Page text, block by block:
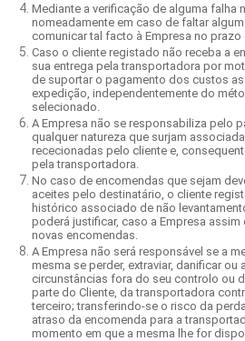
Mediante a verificação de alguma falha
nomeadamente em caso de faltar
comunicar tal facto à Empresa no prazo
Caso o cliente registado não receba a
sua entrega pela transportadora por
de suportar o pagamento dos custos
expedição, independentemente do
selecionado.
A Empresa não se responsabiliza pelo
qualquer natureza que surjam
rececionadas pelo cliente e,
pela transportadora.
No caso de encomendas que sejam
aceites pelo destinatário, o cliente
histórico associado de não
poderá justificar, caso a Empresa assim
novas encomendas.
A Empresa não será responsável se a
mesma se perder, extraviar, danificar ou
circunstâncias fora do seu controlo ou
parte do Cliente, da transportadora
terceiro; transferindo-se o risco da
atraso da encomenda para a
momento em que a mesma lhe for